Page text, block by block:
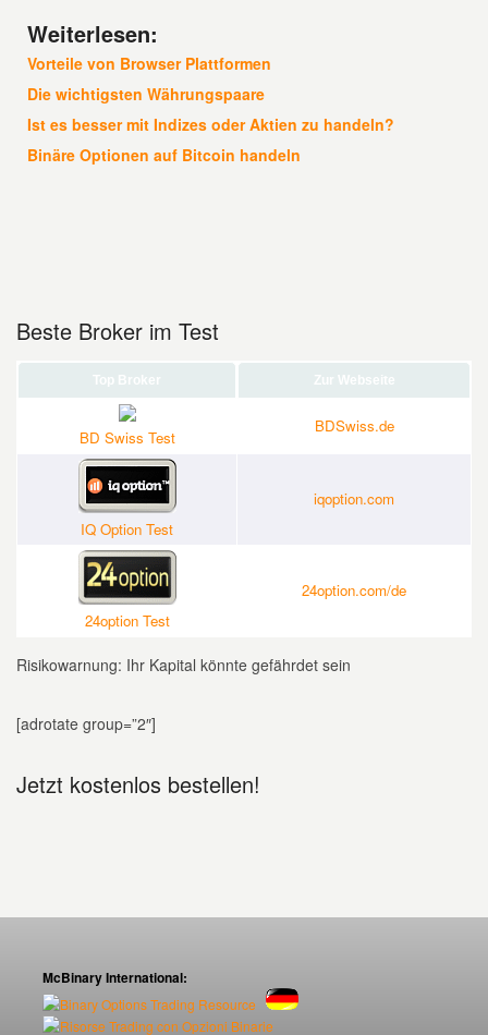
Weiterlesen:
Vorteile von Browser Plattformen
Die wichtigsten Währungspaare
Ist es besser mit Indizes oder Aktien zu handeln?
Binäre Optionen auf Bitcoin handeln
Beste Broker im Test
Top Broker Zur Webseite
BD Swiss Test
BDSwiss.de
IQ Option Test
iqoption.com
24option Test
24option.com/de
Risikowarnung: Ihr Kapital könnte gefährdet sein
[adrotate group=”2″]
Jetzt kostenlos bestellen!
McBinary International: